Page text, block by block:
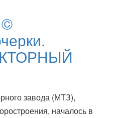
©
завода (МТЗ),
началось в